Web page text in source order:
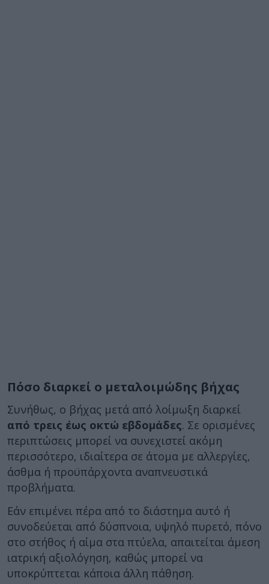
Πόσο διαρκεί ο μεταλοιμώδης βήχας
Συνήθως, ο βήχας μετά από λοίμωξη διαρκεί
από τρεις έως οκτώ εβδομάδες. Σε ορισμένες
περιπτώσεις μπορεί να συνεχιστεί ακόμη
περισσότερο, ιδιαίτερα σε άτομα με αλλεργίες,
άσθμα ή προϋπάρχοντα αναπνευστικά
προβλήματα.
Εάν επιμένει πέρα από το διάστημα αυτό ή
συνοδεύεται από δύσπνοια, υψηλό πυρετό, πόνο
στο στήθος ή αίμα στα πτύελα, απαιτείται άμεση
ιατρική αξιολόγηση, καθώς μπορεί να
υποκρύπτεται κάποια άλλη πάθηση.